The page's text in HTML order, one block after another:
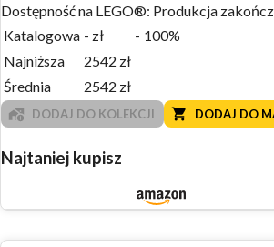
Dostępność na LEGO®: Produkcja
Katalogowa - zł - 100%
Najniższa
2542 zł
Średnia
2542 zł
DODAJ DO KOLEKCJI DODAJ DO
Najtaniej kupisz